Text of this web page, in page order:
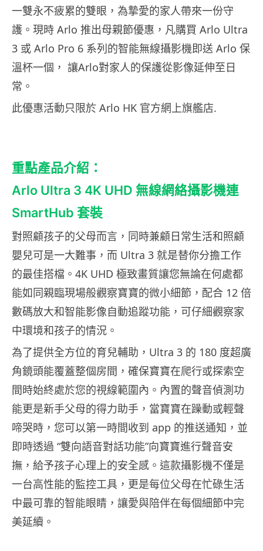
一雙永不疲累的雙眼，為摯愛的家人帶來一份守
護。現時 Arlo 推出母親節優惠，凡購買 Arlo Ultra
3 或 Arlo Pro 6 系列的智能無線攝影機即送 Arlo 保
溫杯一個， 讓Arlo對家人的保護從影像延伸至日
常。
此優惠活動只限於 Arlo HK 官方網上旗艦店.
重點產品介紹：
Arlo Ultra 3 4K UHD 無線網絡攝影機連
SmartHub 套裝
對照顧孩子的父母而言，同時兼顧日常生活和照顧
嬰兒可是一大難事，而 Ultra 3 就是替你分擔工作
的最佳搭檔。4K UHD 極致畫質讓您無論在何處都
能如同親臨現場般觀察寶寶的微小細節，配合 12 倍
數碼放大和智能影像自動追蹤功能，可仔細觀察家
中環境和孩子的情況。
為了提供全方位的育兒輔助，Ultra 3 的 180 度超廣
角鏡頭能覆蓋整個房間，確保寶寶在爬行或探索空
間時始終處於您的視線範圍內。內置的聲音偵測功
能更是新手父母的得力助手，當寶寶在躁動或輕聲
啼哭時，您可以第一時間收到 app 的推送通知，並
即時透過 “雙向語音對話功能”向寶寶進行聲音安
撫，給予孩子心理上的安全感。這款攝影機不僅是
一台高性能的監控工具，更是每位父母在忙碌生活
中最可靠的智能眼睛，讓愛與陪伴在每個細節中完
美延續。